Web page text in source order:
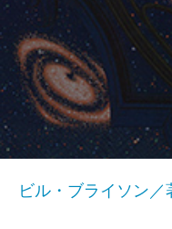
ビル・ブライソン／